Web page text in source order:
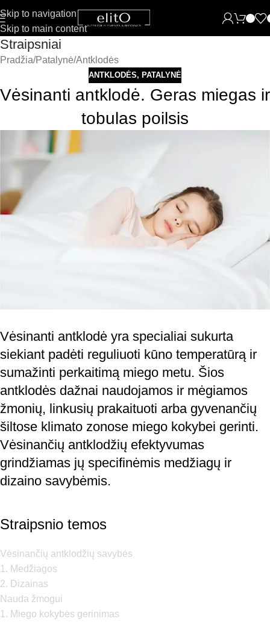
Skip to navigation
Skip to main content
Straipsniai
Pradžia Patalynė Antklodės
ANTKLODĖS, PATALYNĖ
Vėsinanti antklodė. Geras miegas ir
tobulas poilsis
Vėsinanti antklodė yra specialiai sukurta
siekiant padėti reguliuoti kūno temperatūrą ir
sumažinti perkaitimą miego metu. Šios
antklodės dažnai naudojamos ir mėgiamos
žmonių, linkusių prakaituoti arba gyvenančių
šiltose klimato zonose miego kokybei gerinti.
Vėsinančių antklodžių efektyvumas
grindžiamas jų specifinėmis medžiagų ir
dizaino savybėmis.
Straipsnio temos
Vėsinančių antklodžių savybės
1. Medžiagos
2. Dizainas
Nauda žmogui
1. Miego kokybės gerinimas